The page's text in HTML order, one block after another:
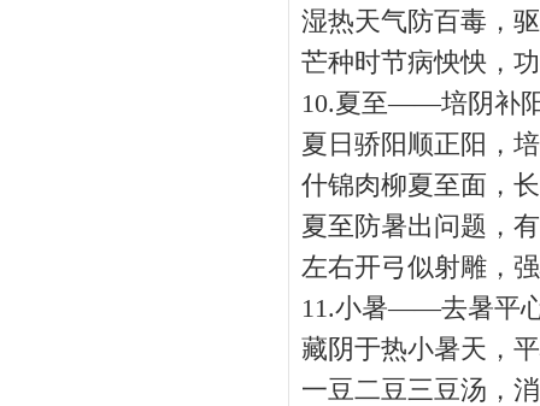
湿热天气防百毒，
芒种时节病怏怏，
10.夏至——培阴补
夏日骄阳顺正阳，
什锦肉柳夏至面，
夏至防暑出问题，
左右开弓似射雕，
11.小暑——去暑平
藏阴于热小暑天，
一豆二豆三豆汤，